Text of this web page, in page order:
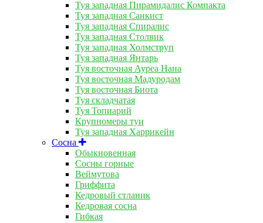
Туя западная Пирамидалис Компакта
Туя западная Санкист
Туя западная Спиралис
Туя западная Столвик
Туя западная Холмструп
Туя западная Янтарь
Туя восточная Ауреа Нана
Туя восточная Мадуродам
Туя восточная Биота
Туя складчатая
Туя Топиарий
Крупномеры туи
Туя западная Харрикейн
Сосна
Обыкновенная
Сосны горные
Веймутова
Гриффита
Кедровый стланик
Кедровая сосна
Гибкая